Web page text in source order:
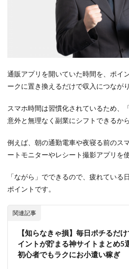
通販アプリを開いていた時間を、ポイ
ークに置き換えるだけで収入につながり
スマホ時間は習慣化されているため、
意外と無理なく副業にシフトできるから
例えば、朝の通勤電車や夜寝る前のス
ートモニターやレシート撮影アプリを
「ながら」でできるので、疲れている
ポイントです。
関連記事
【知らなきゃ損】毎日ポチるだ
イントが貯まる神サイトまとめ5
初心者でもラクにお小遣い稼ぎ